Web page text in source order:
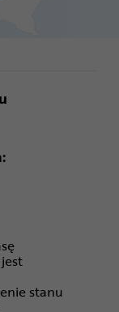
stanu